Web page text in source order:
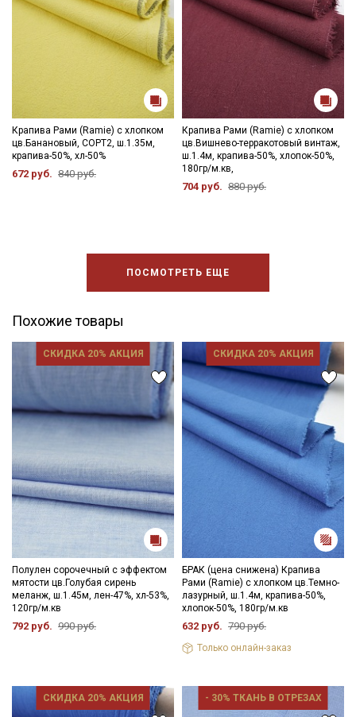
Крапива Рами (Ramie) с хлопком
цв.Банановый, СОРТ2, ш.1.35м,
крапива-50%, хл-50%
672 руб. 840 руб.
Крапива Рами (Ramie) с хлопком
цв.Вишнево-терракотовый винтаж,
ш.1.4м, крапива-50%, хлопок-50%,
180гр/м.кв,
704 руб. 880 руб.
ПОСМОТРЕТЬ ЕЩЕ
Похожие товары
СКИДКА 20% АКЦИЯ
Полулен сорочечный с эффектом
мятости цв.Голубая сирень
меланж, ш.1.45м, лен-47%, хл-53%,
120гр/м.кв
792 руб. 990 руб.
СКИДКА 20% АКЦИЯ
БРАК (цена снижена) Крапива
Рами (Ramie) с хлопком цв.Темно-
лазурный, ш.1.4м, крапива-50%,
хлопок-50%, 180гр/м.кв
632 руб. 790 руб.
Только онлайн-заказ
СКИДКА 20% АКЦИЯ - 30% ТКАНЬ В ОТРЕЗАХ
Ознакомлен(а) с
Политикой обработки персональных
данныхи даюСогласие на обработку персональных
Согласие на получение рекламных и
информационных рассылок